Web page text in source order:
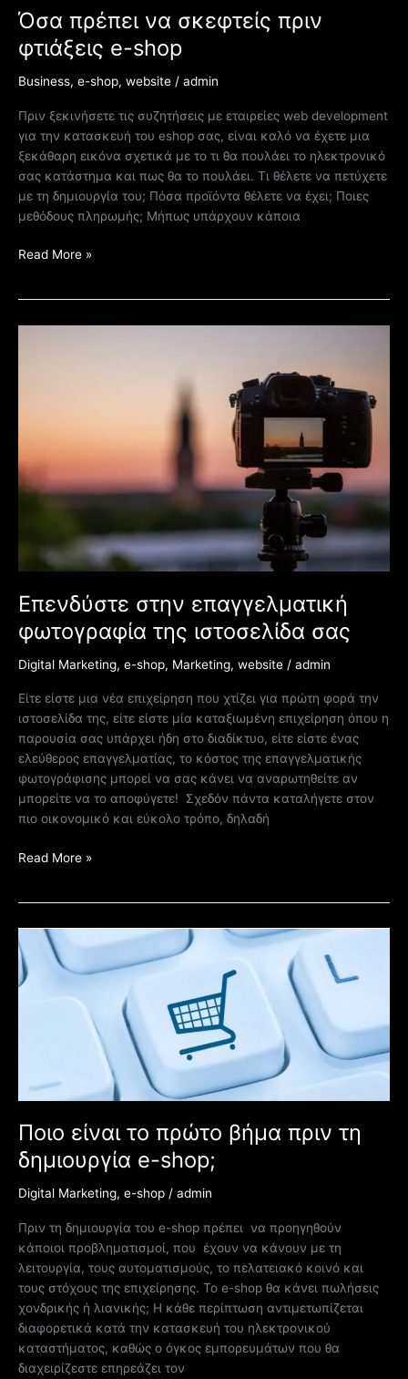
Όσα πρέπει να σκεφτείς πριν
φτιάξεις e-shop
Business, e-shop, website / admin
Πριν ξεκινήσετε τις συζητήσεις με εταιρείες web development
για την κατασκευή του eshop σας, είναι καλό να έχετε μια
ξεκάθαρη εικόνα σχετικά με το τι θα πουλάει το ηλεκτρονικό
σας κατάστημα και πως θα το πουλάει. Τι θέλετε να πετύχετε
με τη δημιουργία του; Πόσα προϊόντα θέλετε να έχει; Ποιες
μεθόδους πληρωμής; Μήπως υπάρχουν κάποια
Read More »
Επενδύστε στην επαγγελματική
φωτογραφία της ιστοσελίδα σας
Digital Marketing, e-shop, Marketing, website / admin
Είτε είστε μια νέα επιχείρηση που χτίζει για πρώτη φορά την
ιστοσελίδα της, είτε είστε μία καταξιωμένη επιχείρηση όπου η
παρουσία σας υπάρχει ήδη στο διαδίκτυο, είτε είστε ένας
ελεύθερος επαγγελματίας, το κόστος της επαγγελματικής
φωτογράφισης μπορεί να σας κάνει να αναρωτηθείτε αν
μπορείτε να το αποφύγετε! Σχεδόν πάντα καταλήγετε στον
πιο οικονομικό και εύκολο τρόπο, δηλαδή
Read More »
Ποιο είναι το πρώτο βήμα πριν τη
δημιουργία e-shop;
Digital Marketing, e-shop / admin
Πριν τη δημιουργία του e-shop πρέπει να προηγηθούν
κάποιοι προβληματισμοί, που έχουν να κάνουν με τη
λειτουργία, τους αυτοματισμούς, το πελατειακό κοινό και
τους στόχους της επιχείρησης. Το e-shop θα κάνει πωλήσεις
χονδρικής ή λιανικής; Η κάθε περίπτωση αντιμετωπίζεται
διαφορετικά κατά την κατασκευή του ηλεκτρονικού
καταστήματος, καθώς ο όγκος εμπορευμάτων που θα
διαχειρίζεστε επηρεάζει τον
Ποιο
είναι
το
e-